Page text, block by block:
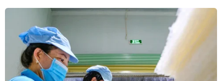
người Việt Nam ở nước ngoài với quê
hương
24/07/2026 15:01
Ra mắt Mạng lưới Tri thức Việt Nam